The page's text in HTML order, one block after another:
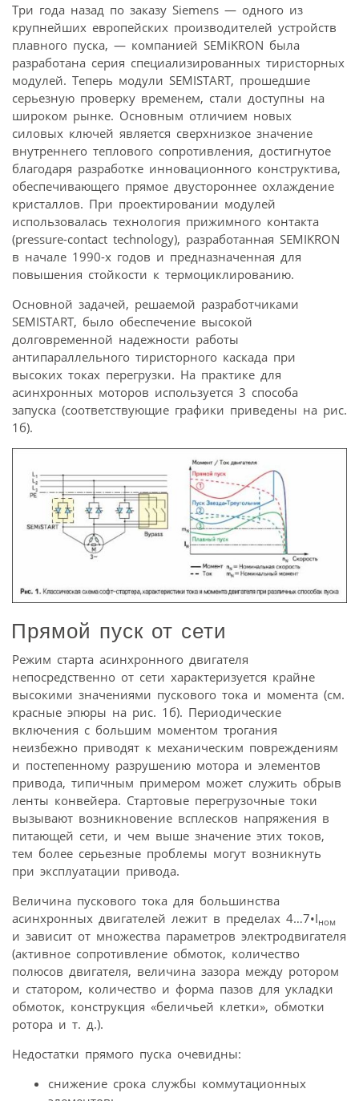
Три года назад по заказу Siemens — одного из
крупнейших европейских производителей устройств
плавного пуска, — компанией SEMiKRON была
разработана серия специализированных тиристорных
модулей. Теперь модули SEMISTART, прошедшие
серьезную проверку временем, стали доступны на
широком рынке. Основным отличием новых
силовых ключей является сверхнизкое значение
внутреннего теплового сопротивления, достигнутое
благодаря разработке инновационного конструктива,
обеспечивающего прямое двустороннее охлаждение
кристаллов. При проектировании модулей
использовалась технология прижимного контакта
(pressure-contact technology), разработанная SEMIKRON
в начале 1990-х годов и предназначенная для
повышения стойкости к термоциклированию.
Основной задачей, решаемой разработчиками
SEMISTART, было обеспечение высокой
долговременной надежности работы
антипараллельного тиристорного каскада при
высоких токах перегрузки. На практике для
асинхронных моторов используется 3 способа
запуска (соответствующие графики приведены на рис.
1б).
Прямой пуск от сети
Режим старта асинхронного двигателя
непосредственно от сети характеризуется крайне
высокими значениями пускового тока и момента (см.
красные эпюры на рис. 1б). Периодические
включения с большим моментом трогания
неизбежно приводят к механическим повреждениям
и постепенному разрушению мотора и элементов
привода, типичным примером может служить обрыв
ленты конвейера. Стартовые перегрузочные токи
вызывают возникновение всплесков напряжения в
питающей сети, и чем выше значение этих токов,
тем более серьезные проблемы могут возникнуть
при эксплуатации привода.
Величина пускового тока для большинства
асинхронных двигателей лежит в пределах 4…7•Iном
и зависит от множества параметров электродвигателя
(активное сопротивление обмоток, количество
полюсов двигателя, величина зазора между ротором
и статором, количество и форма пазов для укладки
обмоток, конструкция «беличьей клетки», обмотки
ротора и т. д.).
Недостатки прямого пуска очевидны:
снижение срока службы коммутационных